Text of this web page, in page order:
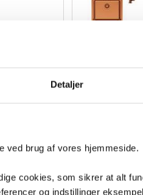
Detaljer
ved brug af vores hjemmeside.
cookies, som sikrer at alt
og indstillinger
m/lav